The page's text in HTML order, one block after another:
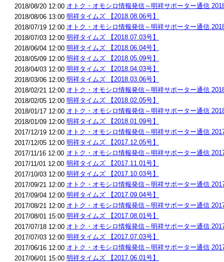
2018/08/20 12:00 オトク・オモシロ情報発信～明祥サポーター通信
2018/08/06 13:00 明祥タイムズ 【2018.08.06号】
2018/07/19 12:00 オトク・オモシロ情報発信～明祥サポーター通信
2018/07/03 12:00 明祥タイムズ 【2018.07.03号】
2018/06/04 12:00 明祥タイムズ 【2018.06.04号】
2018/05/09 12:00 明祥タイムズ 【2018.05.09号】
2018/04/03 12:00 明祥タイムズ 【2018.04.03号】
2018/03/06 12:00 明祥タイムズ 【2018.03.06号】
2018/02/21 12:00 オトク・オモシロ情報発信～明祥サポーター通信
2018/02/05 12:00 明祥タイムズ 【2018.02.05号】
2018/01/17 12:00 オトク・オモシロ情報発信～明祥サポーター通信
2018/01/09 12:00 明祥タイムズ 【2018.01.09号】
2017/12/19 12:00 オトク・オモシロ情報発信～明祥サポーター通信
2017/12/05 12:00 明祥タイムズ 【2017.12.05号】
2017/11/16 12:00 オトク・オモシロ情報発信～明祥サポーター通信
2017/11/01 12:00 明祥タイムズ 【2017.11.01号】
2017/10/03 12:00 明祥タイムズ 【2017.10.03号】
2017/09/21 12:00 オトク・オモシロ情報発信～明祥サポーター通信
2017/09/04 12:00 明祥タイムズ 【2017.09.04号】
2017/08/21 12:00 オトク・オモシロ情報発信～明祥サポーター通信
2017/08/01 15:00 明祥タイムズ 【2017.08.01号】
2017/07/18 12:00 オトク・オモシロ情報発信～明祥サポーター通信
2017/07/03 12:00 明祥タイムズ 【2017.07.03号】
2017/06/16 12:00 オトク・オモシロ情報発信～明祥サポーター通信
2017/06/01 15:00 明祥タイムズ 【2017.06.01号】